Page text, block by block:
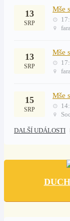
13
SRP
Mše
13
SRP
Mše
15
SRP
Mše
DALŠÍ UDÁLOSTI